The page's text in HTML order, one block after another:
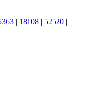
| 18108 | 52520 |